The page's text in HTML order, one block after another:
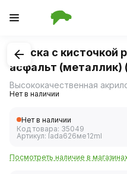
1/1
Краска с
асфальт (металлик)
Нет в наличии
Нет в наличии
Код товара: 35049
Артикул: lada626ме12ml
Посмотреть наличие в